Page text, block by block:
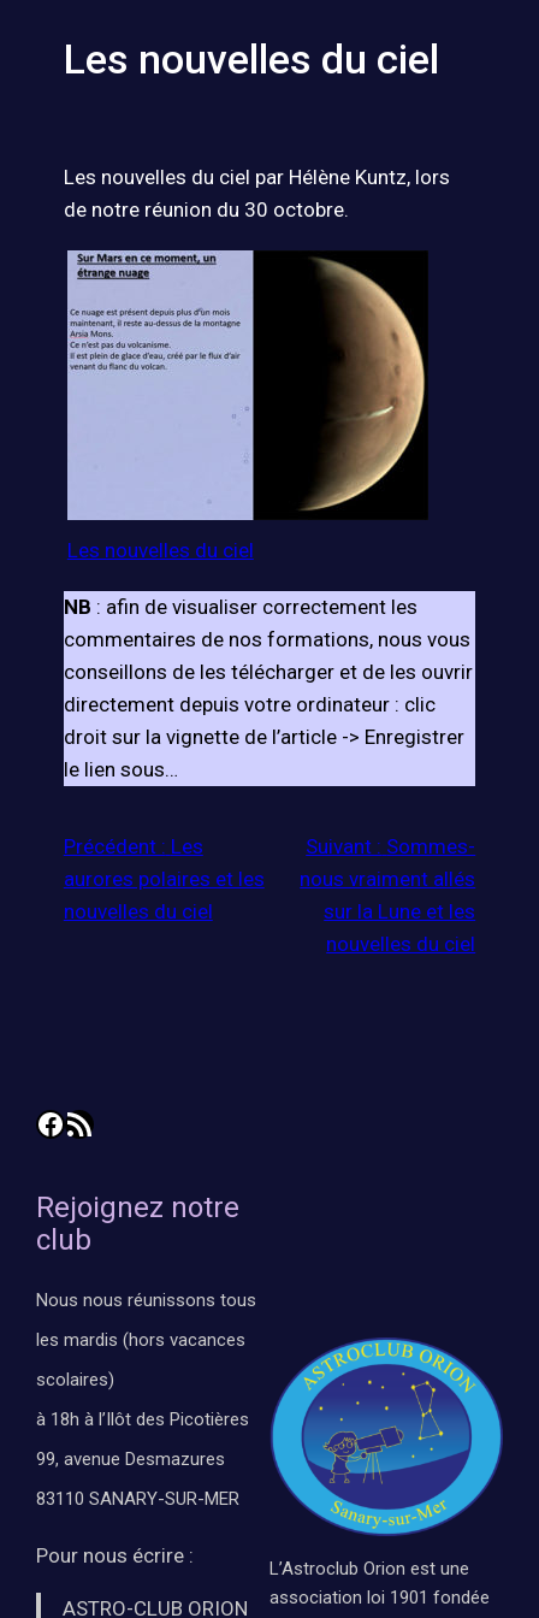
Les nouvelles du ciel
Les nouvelles du ciel par Hélène Kuntz, lors
de notre réunion du 30 octobre.
Les nouvelles du ciel
NB : afin de visualiser correctement les
commentaires de nos formations, nous vous
conseillons de les télécharger et de les ouvrir
directement depuis votre ordinateur : clic
droit sur la vignette de l’article -> Enregistrer
le lien sous…
Précédent : Les
aurores polaires et les
nouvelles du ciel
Suivant : Sommes-
nous vraiment allés
sur la Lune et les
nouvelles du ciel
Facebook
Flux RSS
Rejoignez notre
club
Nous nous réunissons tous
les mardis (hors vacances
scolaires)
à 18h à l’Ilôt des Picotières
99, avenue Desmazures
83110 SANARY-SUR-MER
Pour nous écrire :
ASTRO-CLUB ORION
L’Astroclub Orion est une
association loi 1901 fondée